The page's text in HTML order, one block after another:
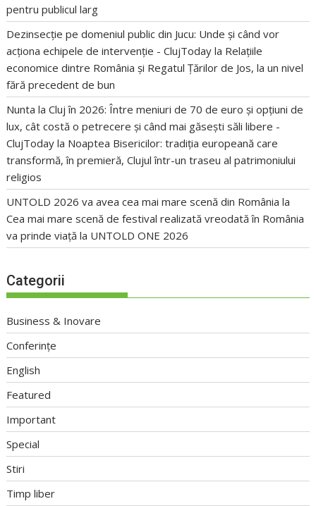
pentru publicul larg
Dezinsecție pe domeniul public din Jucu: Unde și când vor
acționa echipele de intervenție - ClujToday la Relațiile
economice dintre România și Regatul Țărilor de Jos, la un nivel
fără precedent de bun
Nunta la Cluj în 2026: Între meniuri de 70 de euro și opțiuni de
lux, cât costă o petrecere și când mai găsești săli libere -
ClujToday la Noaptea Bisericilor: tradiția europeană care
transformă, în premieră, Clujul într-un traseu al patrimoniului
religios
UNTOLD 2026 va avea cea mai mare scenă din România la
Cea mai mare scenă de festival realizată vreodată în România
va prinde viață la UNTOLD ONE 2026
Categorii
Business & Inovare
Conferințe
English
Featured
Important
Special
Stiri
Timp liber